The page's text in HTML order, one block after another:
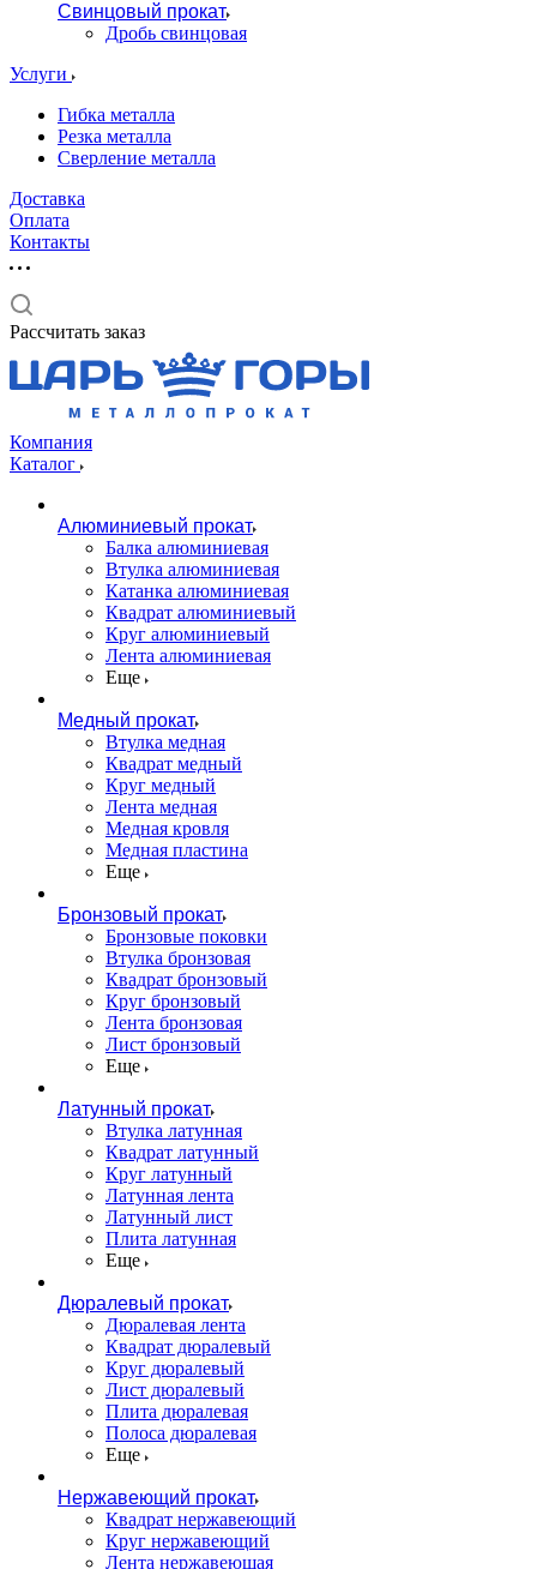
Свинцовый прокат
Дробь свинцовая
Услуги
Гибка металла
Резка металла
Сверление металла
Доставка
Оплата
Контакты
Рассчитать заказ
Компания
Каталог
Алюминиевый прокат
Балка алюминиевая
Втулка алюминиевая
Катанка алюминиевая
Квадрат алюминиевый
Круг алюминиевый
Лента алюминиевая
Еще
Медный прокат
Втулка медная
Квадрат медный
Круг медный
Лента медная
Медная кровля
Медная пластина
Еще
Бронзовый прокат
Бронзовые поковки
Втулка бронзовая
Квадрат бронзовый
Круг бронзовый
Лента бронзовая
Лист бронзовый
Еще
Латунный прокат
Втулка латунная
Квадрат латунный
Круг латунный
Латунная лента
Латунный лист
Плита латунная
Еще
Дюралевый прокат
Дюралевая лента
Квадрат дюралевый
Круг дюралевый
Лист дюралевый
Плита дюралевая
Полоса дюралевая
Еще
Нержавеющий прокат
Квадрат нержавеющий
Круг нержавеющий
Лента нержавеющая